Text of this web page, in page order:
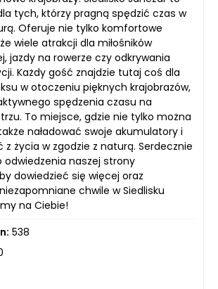
tych, którzy pragną spędzić czas w
Oferuje nie tylko komfortowe
wiele atrakcji dla miłośników
jazdy na rowerze czy odkrywania
Każdy gość znajdzie tutaj coś dla
w otoczeniu pięknych krajobrazów,
spędzenia czasu na
To miejsce, gdzie nie tylko można
naładować swoje akumulatory i
życia w zgodzie z naturą. Serdecznie
odwiedzenia naszej strony
dowiedzieć się więcej oraz
chwile w Siedlisku
na Ciebie!
538